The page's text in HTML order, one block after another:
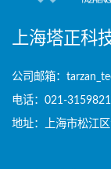
上海塔正科
公司邮箱：
电话：021-
地址：上海市松江